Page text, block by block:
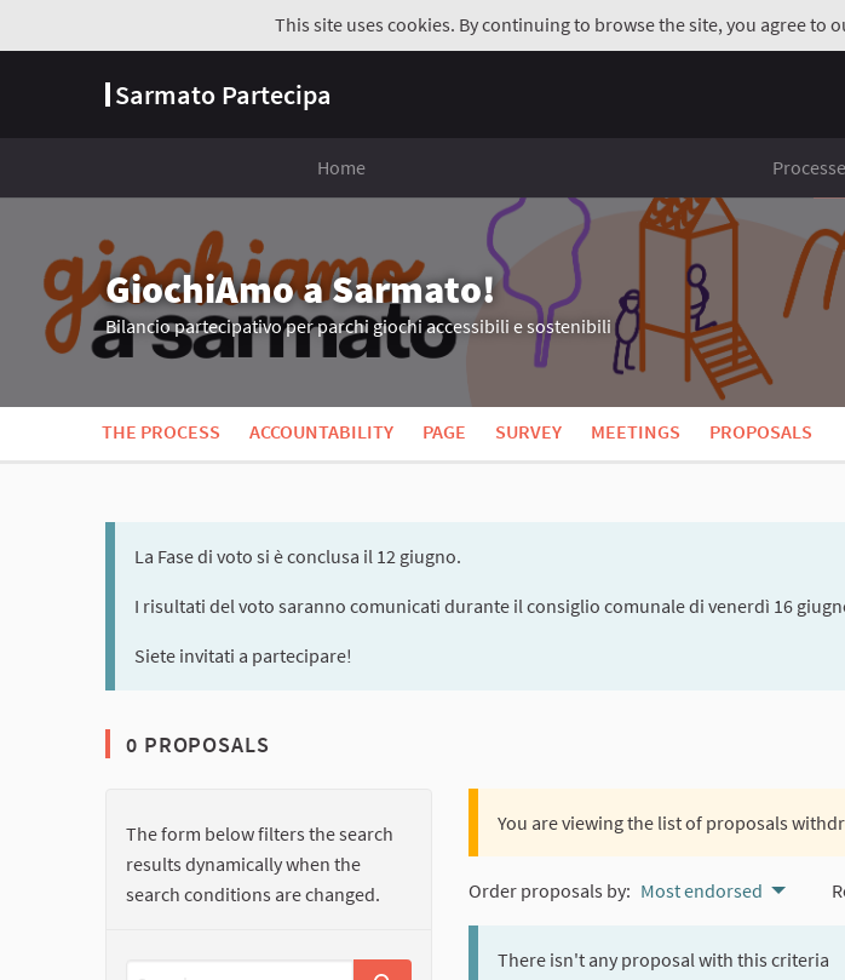
This site uses cookies. By continuing to browse the site, you agree to
Sarmato Partecipa
Home
GiochiAmo a Sarmato!
Bilancio partecipativo per parchi giochi accessibili e sostenibili
THE PROCESS ACCOUNTABILITY PAGE SURVEY MEETINGS PROPOSALS
La Fase di voto si è conclusa il 12 giugno.
I risultati del voto saranno comunicati durante il consiglio comunale di venerdì 16
Siete invitati a partecipare!
0 PROPOSALS
The form below filters the search
results dynamically when the
search conditions are changed.
You are viewing the list of proposals
Order proposals by: Most endorsed
There isn't any proposal with this criteria